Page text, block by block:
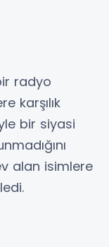
radyo
karşılık
bir siyasi
alan isimlere